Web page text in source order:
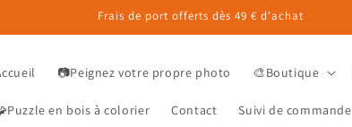
Frais de port offerts dès 49 € d'achat
📷Peignez votre propre photo 🎨Boutique
en bois à colorier Contact Suivi de commande